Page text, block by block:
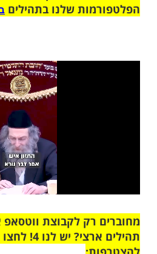
עוד תוכן חדש ומפתיע!
שלנו בתהילים